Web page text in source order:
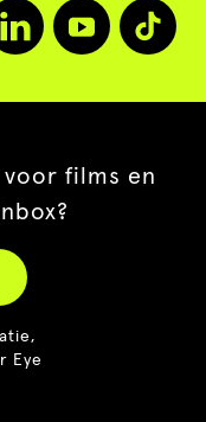
voor films en
Eye